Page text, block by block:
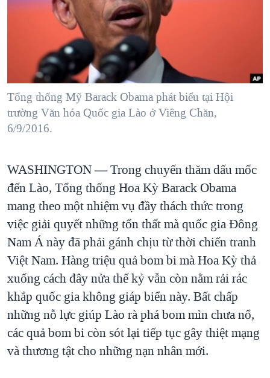
"Tìm"
NGƯỜI VIỆT HẢI NGOẠI
KINH TẾ
KHOA HỌC
SỨC KHOẺ
VĂN HOÁ
GIÁO DỤC
TẠI
HÀNH TRÌNH BẦU CỬ 2024
MỘT NĂM CHIẾN TRANH TẠI DẢI GAZA
GIẢI MÃ VÀNH ĐAI & CON ĐƯỜNG
TRỊNH VĨNH BÌNH - NGƯỜI HẠ 'BÊN THẮNG CUỘC'
GROUND ZERO – XƯA VÀ NAY
CÁC GIÁ TRỊ CỘNG HÒA Ở VIỆT NAM
THƯỢNG ĐỈNH TRUMP-KIM TẠI VIỆT NAM
TRỊNH VĨNH BÌNH VS. CHÍNH PHỦ VIỆT NAM
NGƯ DÂN VIỆT VÀ LÀN SÓNG TRỘM HẢI SÂM
BÊN KIA QUỐC LỘ: TIẾNG VỌNG TỪ NÔNG THÔN MỸ
QUAN HỆ VIỆT MỸ
VIDEO
MẠNG XÃ HỘI
Ngôn ngữ khác
Tổng thống Mỹ Barack Obama phát biểu tại Hội
trường Văn hóa Quốc gia Lào ở Viêng Chăn,
6/9/2016.
WASHINGTON —Trong chuyến thăm dấu mốc
đến Lào, Tổng thống Hoa Kỳ Barack Obama
mang theo một nhiệm vụ đầy thách thức trong
việc giải quyết những tổn thất mà quốc gia Đông
Nam Á này đã phải gánh chịu từ thời chiến tranh
Việt Nam. Hàng triệu quả bom bi mà Hoa Kỳ thả
xuống cách đây nửa thế kỷ vẫn còn nằm rải rác
khắp quốc gia không giáp biển này. Bất chấp
những nỗ lực giúp Lào rà phá bom mìn chưa nổ,
các quả bom bi còn sót lại tiếp tục gây thiệt mạng
và thương tật cho những nạn nhân mới.